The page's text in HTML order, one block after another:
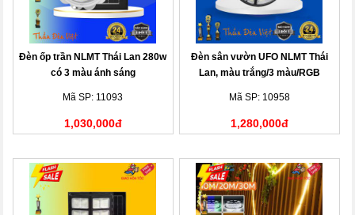
Đèn ốp trần NLMT Thái Lan 280w
có 3 màu ánh sáng
Mã SP: 11093
1,030,000đ
Đèn sân vườn UFO NLMT Thái
Lan, màu trắng/3 màu/RGB
Mã SP: 10958
1,280,000đ